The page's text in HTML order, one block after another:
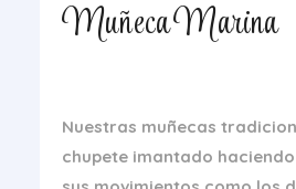
Muñeca Marina
Nuestras muñecas
chupete imantado